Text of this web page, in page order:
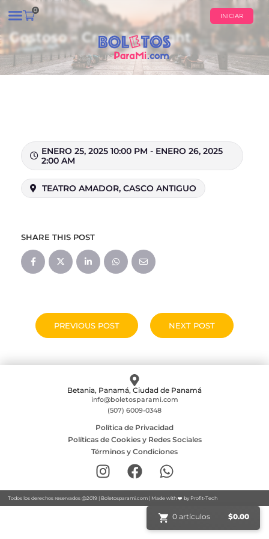
0
INICIAR
Gostoso – Crop Top Night
ENERO 25, 2025 10:00 PM - ENERO 26, 2025
2:00 AM
TEATRO AMADOR, CASCO ANTIGUO
SHARE THIS POST
PREVIOUS POST NEXT POST
Betania, Panamá, Ciudad de Panamá
info@boletosparami.com
(507) 6009-0348
Política de Privacidad
Políticas de Cookies y Redes Sociales
Términos y Condiciones
Todos los derechos reservados @2019 | Boletosparami.com | Made with ❤️ by Profit-Tech
0 artículos $0.00